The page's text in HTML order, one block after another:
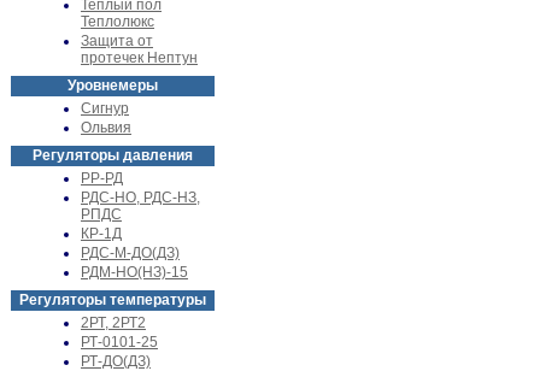
Теплый пол
Теплолюкс
Защита от
протечек Нептун
Уровнемеры
Сигнур
Ольвия
Регуляторы давления
РР-РД
РДС-НО, РДС-НЗ,
РПДС
КР-1Д
РДС-М-ДО(ДЗ)
РДМ-НО(НЗ)-15
Регуляторы температуры
2РТ, 2РТ2
РТ-0101-25
РТ-ДО(ДЗ)